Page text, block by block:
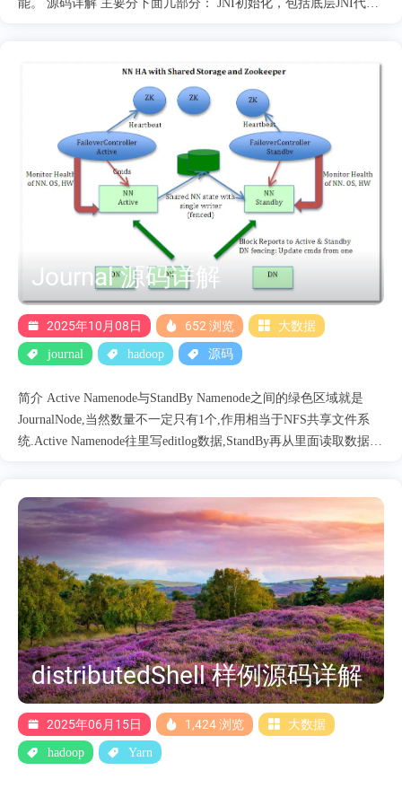
能。 源码详解 主要分下面几部分： JNI初始化，包括底层JNI代
hadoop.workaround.non.threadsafe.getpwuid控制是否支持线程安
全，默认是线程安全的。 初始化只会做一次，不会重复初始化，
关键代码如下： static { if (NativeCodeLoader.isNativeCodeLoaded())
{ //确保只加初始化一次。 try { Configuration conf = new
Configuration(); boolean workaroundNonThreadSafePasswdCalls =
conf.getBoolean(
WORKAROUND_NON_THREADSAFE_CALLS_KEY,
WORKAROUND_NON_THREADSAFE_CALLS_DEFAULT....
Journal 源码详解
2025年10月08日 652 浏览 大数据
journal hadoop 源码
简介 Active Namenode与StandBy Namenode之间的绿色区域就是
JournalNode,当然数量不一定只有1个,作用相当于NFS共享文件系
统.Active Namenode往里写editlog数据,StandBy再从里面读取数据进
读写editLog。 JN之间editLog数据同步 JN 启动 JN的启动入口类是
JournalNode.java， 启动函数是main。在启动阶段主要启动了两个
核心部件： JournalNodeHttpServer，主要是jn的http服务端。读取
editlog使用。 JournalNodeRpcServer， 主要是jn的rpc服务端。主要
是写入editlog使用当前协议。 JournalNodeHttpServer 当前类主要是
jn的http服务端，在启动阶段最关键的功能是初始化http的Servlet：
GetJournalEditServlet。 httpServ....
distributedShell 样例源码详解
2025年06月15日 1,424 浏览 大数据
hadoop Yarn